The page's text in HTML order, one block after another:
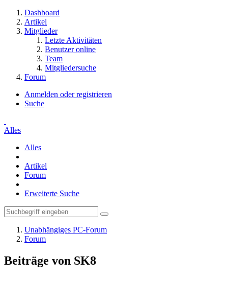
Dashboard
Artikel
Mitglieder
Letzte Aktivitäten
Benutzer online
Team
Mitgliedersuche
Forum
Anmelden oder registrieren
Suche
Alles
Alles
Artikel
Forum
Erweiterte Suche
Unabhängiges PC-Forum
Forum
Beiträge von SK8